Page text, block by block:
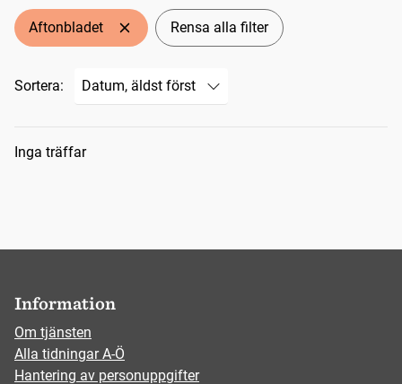
Aftonbladet Rensa alla filter
Sortera:
Sökresultat
Inga träffar
Information
Om tjänsten
Alla tidningar A-Ö
Hantering av personuppgifter